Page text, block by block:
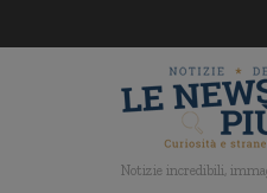
Notizie incredibili,